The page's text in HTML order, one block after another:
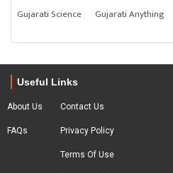
Gujarati Science
Gujarati Anything
Useful Links
About Us
FAQs
Contact Us
Privacy Policy
Terms Of Use